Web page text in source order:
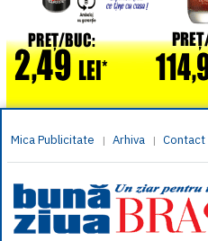
Mica Publicitate | Arhiva | Contact